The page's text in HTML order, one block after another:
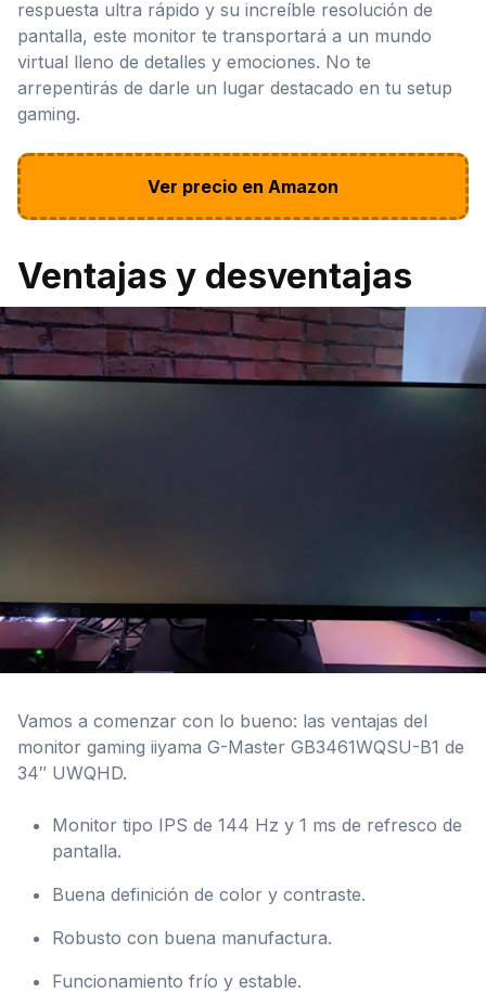
respuesta ultra rápido y su increíble resolución de
pantalla, este monitor te transportará a un mundo
virtual lleno de detalles y emociones. No te
arrepentirás de darle un lugar destacado en tu setup
gaming.
Ver precio en Amazon
Ventajas y desventajas
Vamos a comenzar con lo bueno: las ventajas del
monitor gaming iiyama G-Master GB3461WQSU-B1 de
34″ UWQHD.
Monitor tipo IPS de 144 Hz y 1 ms de refresco de
pantalla.
Buena definición de color y contraste.
Robusto con buena manufactura.
Funcionamiento frío y estable.